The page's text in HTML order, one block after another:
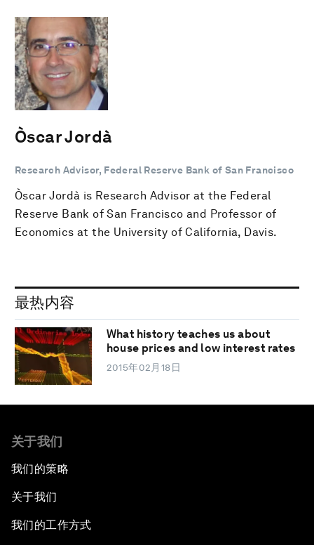
Òscar Jordà
Research Advisor, Federal Reserve Bank of San Francisco
Òscar Jordà is Research Advisor at the Federal
Reserve Bank of San Francisco and Professor of
Economics at the University of California, Davis.
最热内容
What history teaches us about
house prices and low interest rates
2015年02月18日
关于我们
我们的策略
关于我们
我们的工作方式